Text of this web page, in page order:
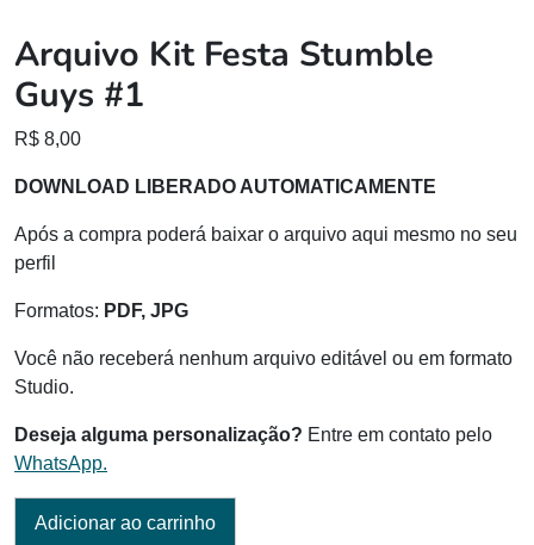
Arquivo Kit Festa Stumble
Guys #1
R$ 8,00
DOWNLOAD LIBERADO AUTOMATICAMENTE
Após a compra poderá baixar o arquivo aqui mesmo no seu
perfil
Formatos: PDF, JPG
Você não receberá nenhum arquivo editável ou em formato
Studio.
Deseja alguma personalização? Entre em contato pelo
WhatsApp.
Adicionar ao carrinho